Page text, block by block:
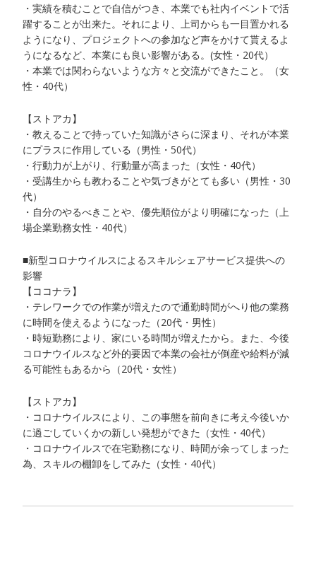
・実績を積むことで自信がつき、本業でも社内イベントで活
躍することが出来た。それにより、上司からも一目置かれる
ようになり、プロジェクトへの参加など声をかけて貰えるよ
うになるなど、本業にも良い影響がある。(女性・20代）
・本業では関わらないような方々と交流ができたこと。（女
性・40代）
【ストアカ】
・教えることで持っていた知識がさらに深まり、それが本業
にプラスに作用している（男性・50代）
・行動力が上がり、行動量が高まった（女性・40代）
・受講生からも教わることや気づきがとても多い（男性・30
代）
・自分のやるべきことや、優先順位がより明確になった（上
場企業勤務女性・40代）
■新型コロナウイルスによるスキルシェアサービス提供への
影響
【ココナラ】
・テレワークでの作業が増えたので通勤時間がへり他の業務
に時間を使えるようになった（20代・男性）
・時短勤務により、家にいる時間が増えたから。また、今後
コロナウイルスなど外的要因で本業の会社が倒産や給料が減
る可能性もあるから（20代・女性）
【ストアカ】
・コロナウイルスにより、この事態を前向きに考え今後いか
に過ごしていくかの新しい発想ができた（女性・40代）
・コロナウイルスで在宅勤務になり、時間が余ってしまった
為、スキルの棚卸をしてみた（女性・40代）